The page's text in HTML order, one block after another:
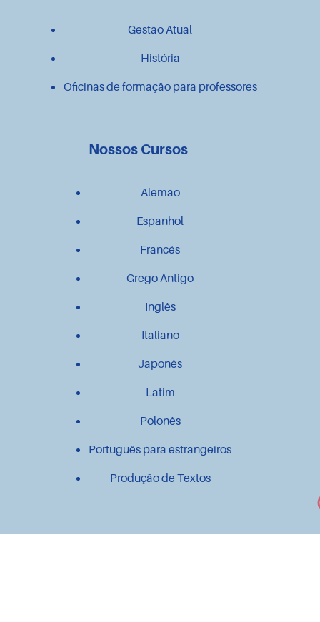
Gestão Atual
História
Oficinas de formação para professores
Nossos Cursos
Alemão
Espanhol
Francês
Grego Antigo
Inglês
Italiano
Japonês
Latim
Polonês
Português para estrangeiros
Produção de Textos